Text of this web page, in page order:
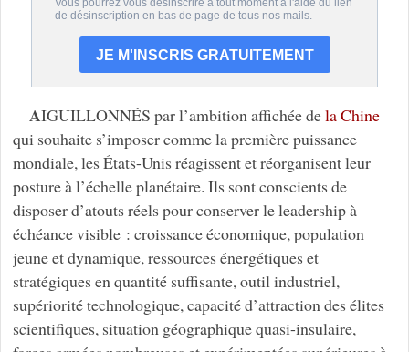
AIGUILLONNÉS par l’ambition affichée dela Chine
qui souhaite s’imposer comme la première puissance
mondiale, les États-Unis réagissent et réorganisent leur
posture à l’échelle planétaire. Ils sont conscients de
disposer d’atouts réels pour conserver le leadership à
échéance visible : croissance économique, population
jeune et dynamique, ressources énergétiques et
stratégiques en quantité suffisante, outil industriel,
supériorité technologique, capacité d’attraction des élites
scientifiques, situation géographique quasi-insulaire,